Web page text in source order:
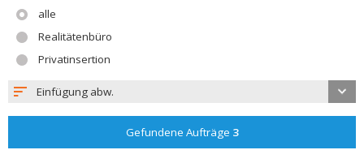
alle
Realitätenbüro
Privatinsertion
Einfügung abw.
Gefundene Aufträge 3